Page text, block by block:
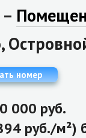
–
номер
000 руб.
руб./м²)